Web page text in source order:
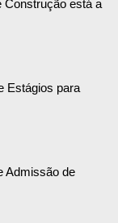
Construção está a
Estágios para
Admissão de